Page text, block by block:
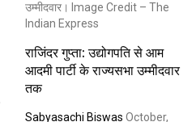
राजिंदर गुप्ता: उद्योगपति से आम
आदमी पार्टी के राज्यसभा उम्मीदवार
तक
Sabyasachi Biswas October,